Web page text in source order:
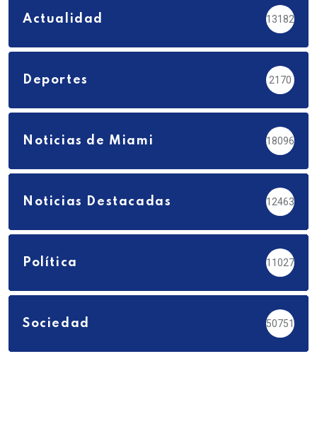
Actualidad 13182
Deportes 2170
Noticias de Miami 18096
Noticias Destacadas 12463
Política 11027
Sociedad 50751